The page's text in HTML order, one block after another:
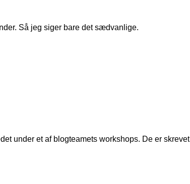
Så jeg siger bare det sædvanlige.
under et af blogteamets workshops. De er